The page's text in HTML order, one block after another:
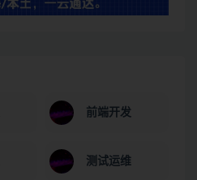
前端开发
测试运维